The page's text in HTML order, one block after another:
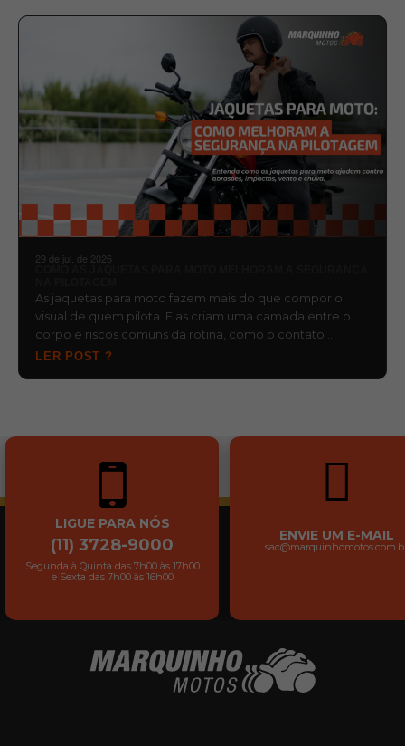
29 de jul. de 2026
As jaquetas para moto fazem mais do que compor o
visual de quem pilota. Elas criam uma camada entre o
corpo e riscos comuns da rotina, como o contato …
LER POST ?
LIGUE PARA NÓS
(11) 3728-9000
Segunda à Quinta das 7h00 às 17h00
e Sexta das 7h00 às 16h00
ENVIE UM E-MAIL